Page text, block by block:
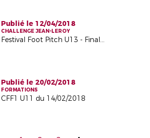
Publié le 12/04/2018
CHALLENGE JEAN-LEROY
Festival Foot Pitch U13 - Finales départementales 2018
Publié le 20/02/2018
FORMATIONS
CFF1 U11 du 14/02/2018